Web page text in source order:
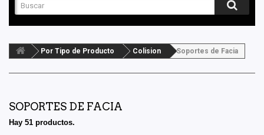
Por Tipo de Producto Colision Soportes de Facia
SOPORTES DE FACIA
Hay 51 productos.